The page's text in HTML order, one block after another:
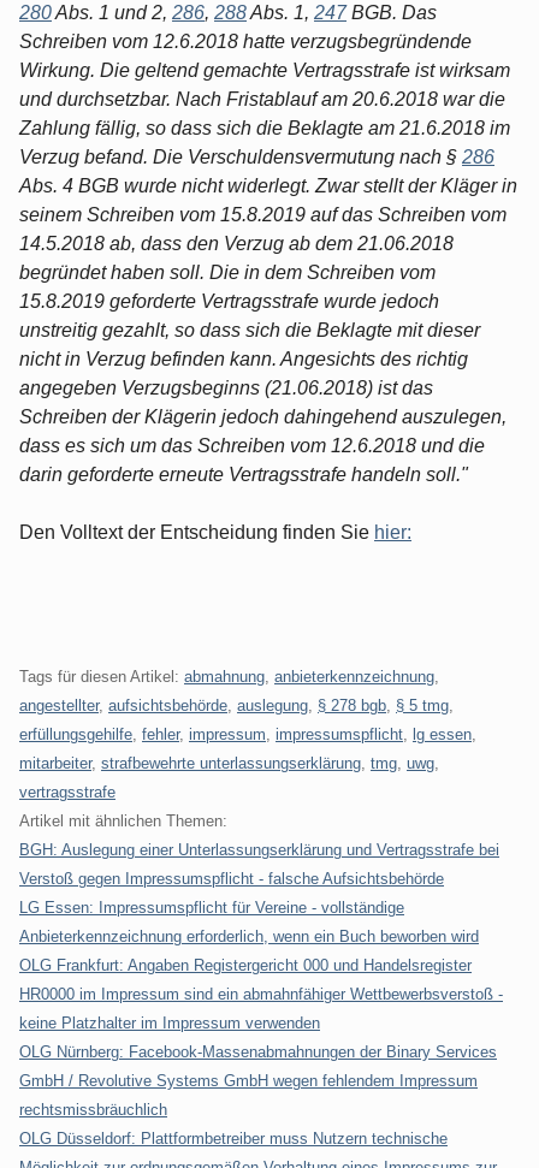
280Abs. 1 und 2, 286, 288Abs. 1, 247BGB. Das
Schreiben vom 12.6.2018 hatte verzugsbegründende
Wirkung. Die geltend gemachte Vertragsstrafe ist wirksam
und durchsetzbar. Nach Fristablauf am 20.6.2018 war die
Zahlung fällig, so dass sich die Beklagte am 21.6.2018 im
Verzug befand. Die Verschuldensvermutung nach § 286
Abs. 4 BGB wurde nicht widerlegt. Zwar stellt der Kläger in
seinem Schreiben vom 15.8.2019 auf das Schreiben vom
14.5.2018 ab, dass den Verzug ab dem 21.06.2018
begründet haben soll. Die in dem Schreiben vom
15.8.2019 geforderte Vertragsstrafe wurde jedoch
unstreitig gezahlt, so dass sich die Beklagte mit dieser
nicht in Verzug befinden kann. Angesichts des richtig
angegeben Verzugsbeginns (21.06.2018) ist das
Schreiben der Klägerin jedoch dahingehend auszulegen,
dass es sich um das Schreiben vom 12.6.2018 und die
darin geforderte erneute Vertragsstrafe handeln soll."
Den Volltext der Entscheidung finden Sie hier:
Tags für diesen Artikel: abmahnung anbieterkennzeichnung
angestellter, aufsichtsbehörde auslegung § 278 bgb § 5 tmg
erfüllungsgehilfe fehler, impressum impressumspflicht lg essen
mitarbeiter, strafbewehrte unterlassungserklärung tmg uwg
vertragsstrafe
Artikel mit ähnlichen Themen:
BGH: Auslegung einer Unterlassungserklärung und Vertragsstrafe bei
Verstoß gegen Impressumspflicht - falsche Aufsichtsbehörde
LG Essen: Impressumspflicht für Vereine - vollständige
Anbieterkennzeichnung erforderlich, wenn ein Buch beworben wird
OLG Frankfurt: Angaben Registergericht 000 und Handelsregister
HR0000 im Impressum sind ein abmahnfähiger Wettbewerbsverstoß -
keine Platzhalter im Impressum verwenden
OLG Nürnberg: Facebook-Massenabmahnungen der Binary Services
GmbH / Revolutive Systems GmbH wegen fehlendem Impressum
rechtsmissbräuchlich
OLG Düsseldorf: Plattformbetreiber muss Nutzern technische